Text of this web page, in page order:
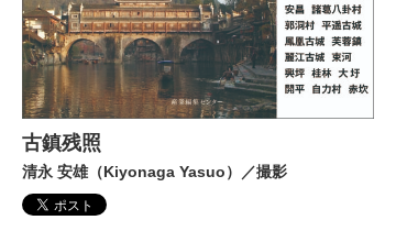
古鎮残照
清永 安雄（Kiyonaga Yasuo）／撮影